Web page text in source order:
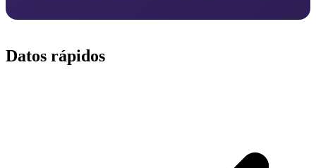
Datos rápidos